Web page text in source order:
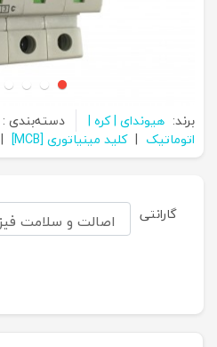
برند: هیوندای | کره | دسته‌بندی :
اتوماتیک | کلید مینیاتوری [MCB] |
گارانتی